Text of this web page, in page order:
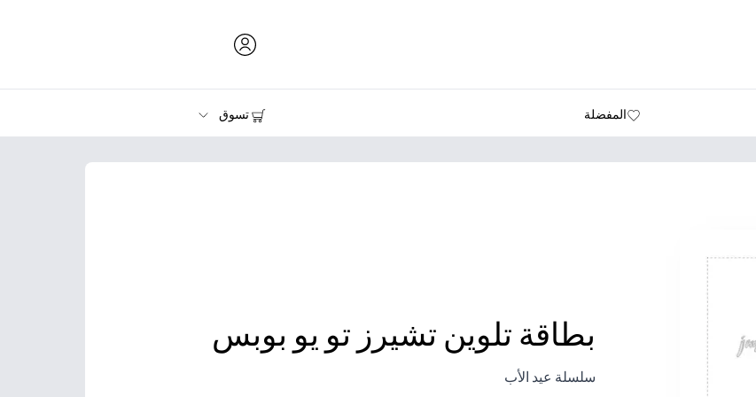
المفضلة
تسوق
الطابعات
بطاقة تلوين تشيرز تو يو بوبس
سلسلة عيد الأب